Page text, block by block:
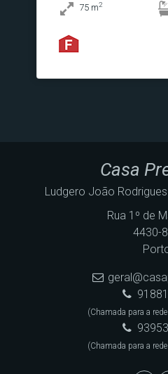
75 m2
Casa
Ludgero João
Rua 1º de
4430-
(Chamada para a
(Chamada para a